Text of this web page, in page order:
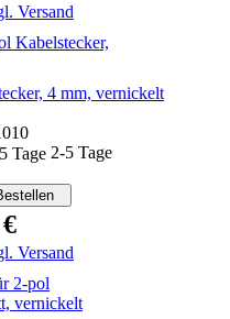
Versand
4 mm, vernickelt
2-5 Tage
Versand